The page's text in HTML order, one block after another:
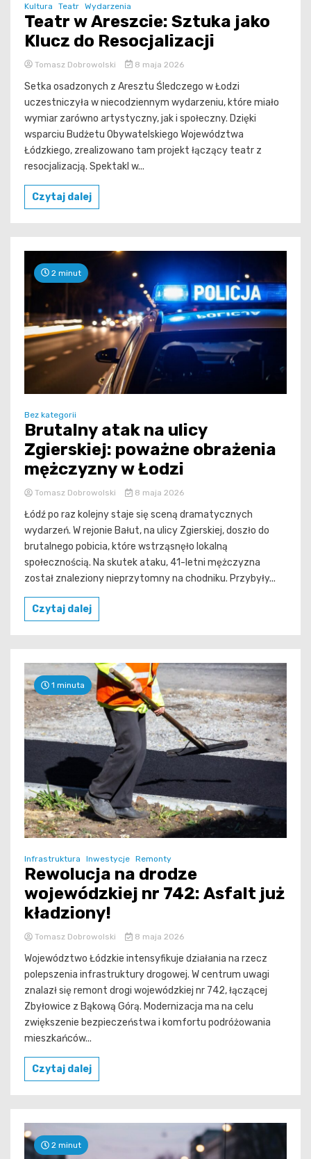
Kultura Teatr Wydarzenia
Teatr w Areszcie: Sztuka jako
Klucz do Resocjalizacji
Tomasz Dobrowolski 8 maja 2026
Setka osadzonych z Aresztu Śledczego w Łodzi
uczestniczyła w niecodziennym wydarzeniu, które miało
wymiar zarówno artystyczny, jak i społeczny. Dzięki
wsparciu Budżetu Obywatelskiego Województwa
Łódzkiego, zrealizowano tam projekt łączący teatr z
resocjalizacją. Spektakl w...
Czytaj dalej
2 minut
Bez kategorii
Brutalny atak na ulicy
Zgierskiej: poważne obrażenia
mężczyzny w Łodzi
Tomasz Dobrowolski 8 maja 2026
Łódź po raz kolejny staje się sceną dramatycznych
wydarzeń. W rejonie Bałut, na ulicy Zgierskiej, doszło do
brutalnego pobicia, które wstrząsnęło lokalną
społecznością. Na skutek ataku, 41-letni mężczyzna
został znaleziony nieprzytomny na chodniku. Przybyły...
Czytaj dalej
1 minuta
Infrastruktura Inwestycje Remonty
Rewolucja na drodze
wojewódzkiej nr 742: Asfalt już
kładziony!
Tomasz Dobrowolski 8 maja 2026
Województwo Łódzkie intensyfikuje działania na rzecz
polepszenia infrastruktury drogowej. W centrum uwagi
znalazł się remont drogi wojewódzkiej nr 742, łączącej
Zbyłowice z Bąkową Górą. Modernizacja ma na celu
zwiększenie bezpieczeństwa i komfortu podróżowania
mieszkańców...
Czytaj dalej
2 minut